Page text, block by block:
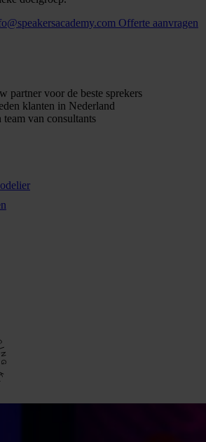
Offerte aanvragen
partner voor de beste sprekers
klanten in Nederland
team van consultants